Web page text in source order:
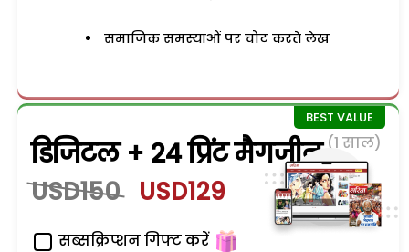
समाजिक समस्याओं पर चोट करते लेख
डिजिटल + 24 प्रिंट मैगजीन (1 साल)
USD150 USD129
सब्सक्रिप्शन गिफ्ट करें